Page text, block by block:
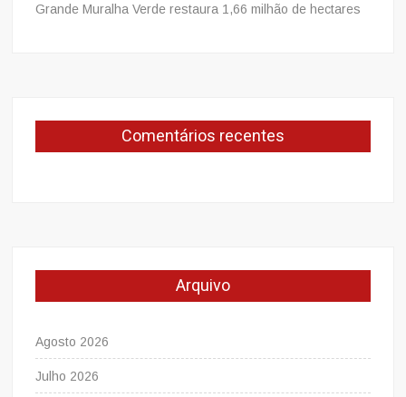
Grande Muralha Verde restaura 1,66 milhão de hectares
Comentários recentes
Arquivo
Agosto 2026
Julho 2026